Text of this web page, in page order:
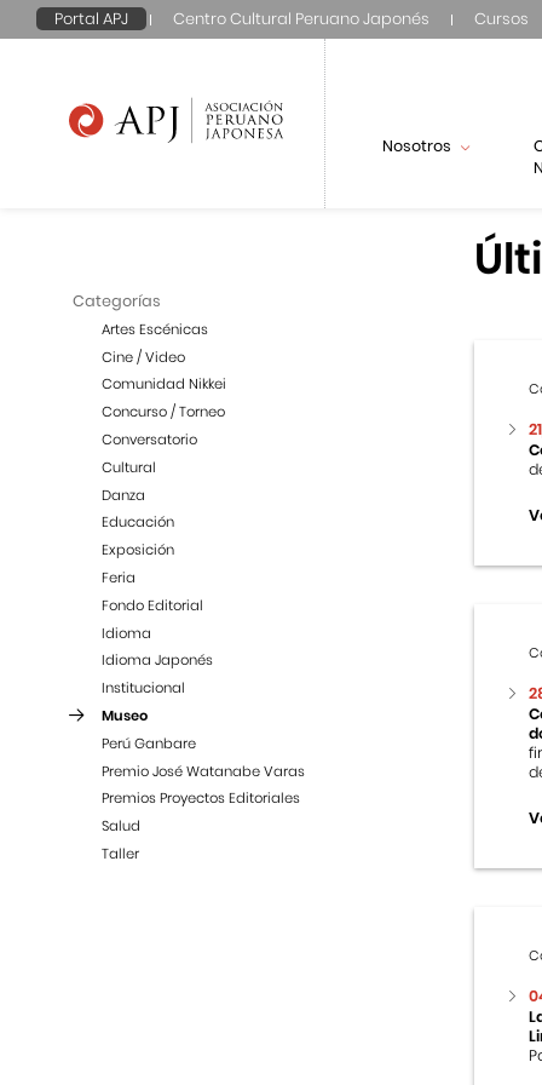
Portal APJ Centro Cultural Peruano Japonés Cursos
Nosotros
Categorías
Artes Escénicas
Cine / Video
Comunidad Nikkei
Concurso / Torneo
Conversatorio
Cultural
Danza
Educación
Exposición
Feria
Fondo Editorial
Idioma
Idioma Japonés
Institucional
Museo
Perú Ganbare
Premio José Watanabe Varas
Premios Proyectos Editoriales
Salud
Taller